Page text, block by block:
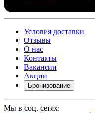
Условия доставки
Отзывы
О нас
Контакты
Вакансии
Акции
Бронирование
Мы в соц. сетях: